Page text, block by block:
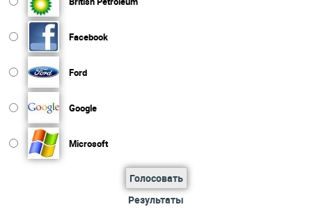
Facebook
Ford
Google
Microsoft
Голосовать
Результаты